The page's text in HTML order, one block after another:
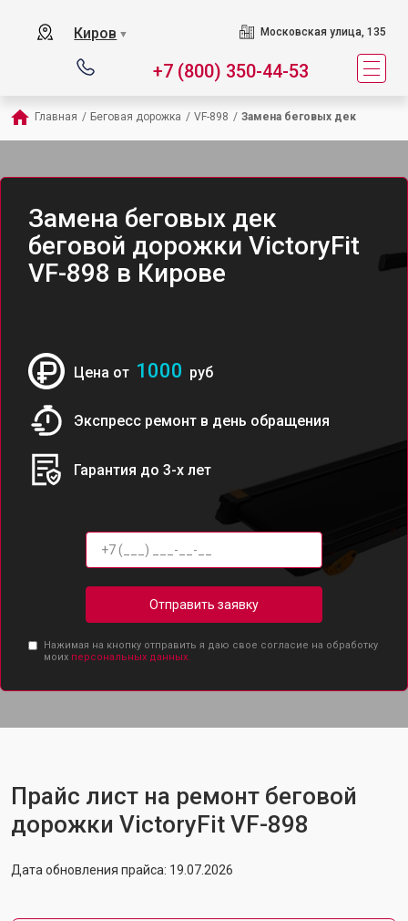
Киров ▼ Московская улица, 135
+7 (800) 350-44-53
Главная / Беговая дорожка / VF-898 / Замена беговых дек
Замена беговых дек
беговой дорожки VictoryFit
VF-898 в Кирове
Цена от 1000 руб
Экспресс ремонт в день обращения
Гарантия до 3-х лет
Отправить заявку
Нажимая на кнопку отправить я даю свое согласие на обработку
моих персональных данных.
Прайс лист на ремонт беговой
дорожки VictoryFit VF-898
Дата обновления прайса: 19.07.2026